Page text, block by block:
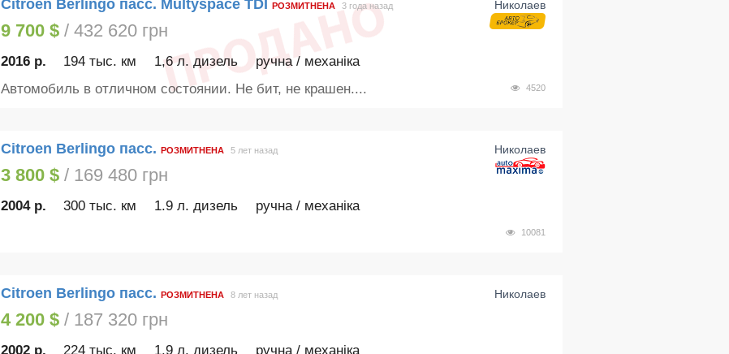
Citroen Berlingo пасс. Multyspace TDI РОЗМИТНЕНА Николаев
3 года назад
9 700 $/ 432 620 грн
2016 р. 194 тыс. км 1,6 л. дизель ручна / механіка
4520
Автомобиль в отличном состоянии. Не бит, не крашен....
Citroen Berlingo пасс. РОЗМИТНЕНА Николаев
5 лет назад
3 800 $/ 169 480 грн
2004 р. 300 тыс. км 1.9 л. дизель ручна / механіка
10081
Citroen Berlingo пасс. РОЗМИТНЕНА Николаев
8 лет назад
4 200 $/ 187 320 грн
2002 р. 224 тыс. км 1.9 л. дизель ручна / механіка